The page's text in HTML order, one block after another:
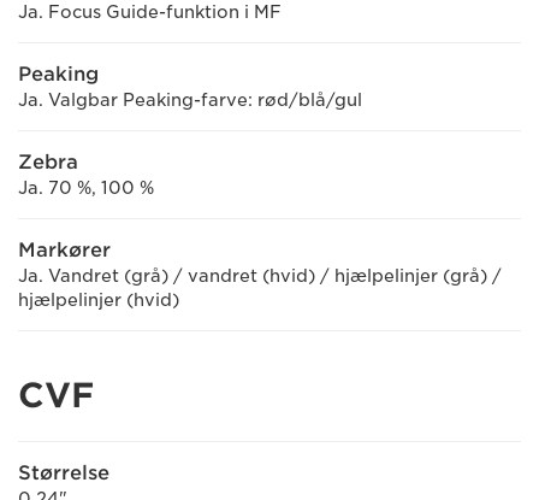
Ja. Focus Guide-funktion i MF
Peaking
Ja. Valgbar Peaking-farve: rød/blå/gul
Zebra
Ja. 70 %, 100 %
Markører
Ja. Vandret (grå) / vandret (hvid) / hjælpelinjer (grå) /
hjælpelinjer (hvid)
CVF
Størrelse